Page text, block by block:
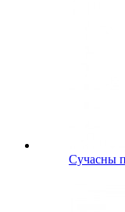
Сучасны